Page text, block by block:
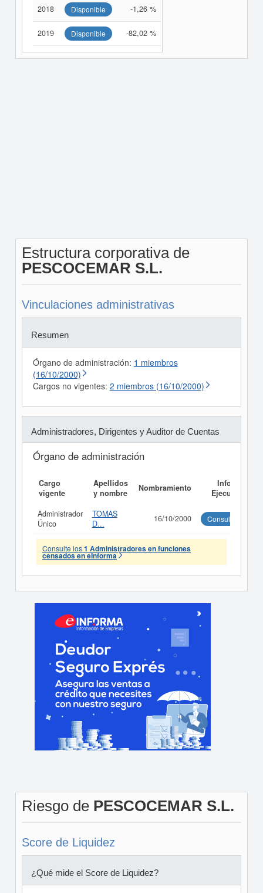
2018 Disponible -1,26 %
2019 Disponible -82,02 %
Estructura corporativa de
PESCOCEMAR S.L.
Vinculaciones administrativas
Resumen
Órgano de administración: 1 miembros
(16/10/2000)
Cargos no vigentes: 2 miembros (16/10/2000)
Administradores, Dirigentes y Auditor de Cuentas
Órgano de administración
Cargo
vigente
Apellidos
y nombre
Nombramiento
Informe
Ejecutivo
Administrador
Único
TOMAS
D...
16/10/2000 Consultar
Consulte los1 Administradores en funciones
censados en eInforma
Riesgo de PESCOCEMAR S.L.
Score de Liquidez
¿Qué mide el Score de Liquidez?